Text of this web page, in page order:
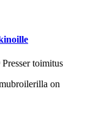
Presser toimitus
on